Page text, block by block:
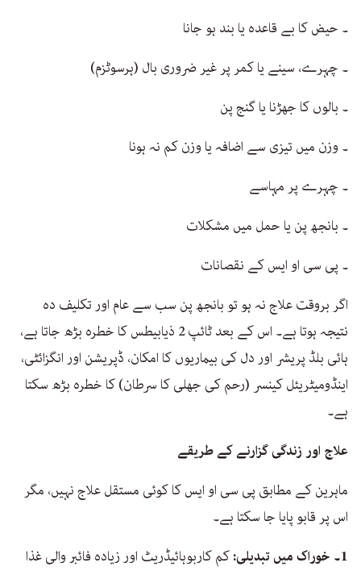
۔ حیض کا بے قاعدہ یا بند ہو جانا
۔ چہرے، سینے یا کمر پر غیر ضروری بال (ہرسوٹزم)
۔ بالوں کا جھڑنا یا گنج پن
۔ وزن میں تیزی سے اضافہ یا وزن کم نہ ہونا
۔ چہرے پر مہاسے
۔ بانجھ پن یا حمل میں مشکلات
۔ پی سی او ایس کے نقصانات
اگر بروقت علاج نہ ہو تو بانجھ پن سب سے عام اور تکلیف دہ
نتیجہ ہوتا ہے۔ اس کے بعد ٹائپ 2 ذیابیطس کا خطرہ بڑھ جاتا ہے،
ہائی بلڈ پریشر اور دل کی بیماریوں کا امکان، ڈپریشن اور انگزائٹی،
اینڈومیٹریئل کینسر (رحم کی جھلی کا سرطان) کا خطرہ بڑھ سکتا
ہے۔
علاج اور زندگی گزارنے کے طریقے
ماہرین کے مطابق پی سی او ایس کا کوئی مستقل علاج نہیں، مگر
اس پر قابو پایا جا سکتا ہے۔
1۔ خوراک میں تبدیلی:
کم کاربوہائیڈریٹ اور زیادہ فائبر والی غذا